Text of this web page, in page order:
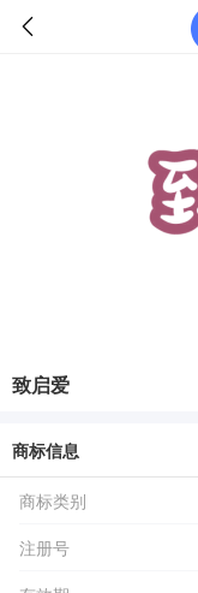
致启爱
商标信息
商标类别
注册号